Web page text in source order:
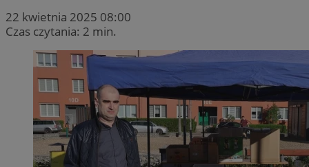
22 kwietnia 2025 08:00
Czas czytania: 2 min.